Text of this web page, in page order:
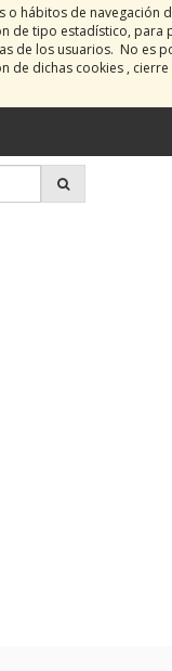
hábitos de navegación
de tipo estadístico, para
de los usuarios. No es
dichas cookies ,